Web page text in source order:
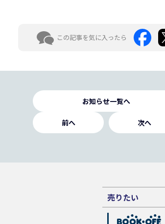
この記事を気に入ったら
お知らせ一覧へ
前へ 次へ
売りたい